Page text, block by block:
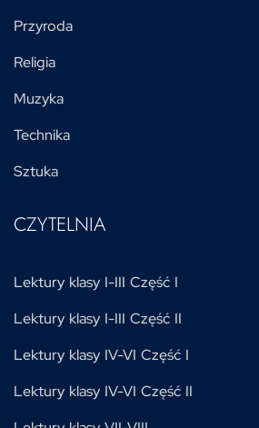
Przyroda
Religia
Muzyka
Technika
Sztuka
CZYTELNIA
Lektury klasy I-III Część I
Lektury klasy I-III Część II
Lektury klasy IV-VI Część I
Lektury klasy IV-VI Część II